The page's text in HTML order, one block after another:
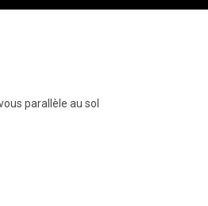
parallèle au sol